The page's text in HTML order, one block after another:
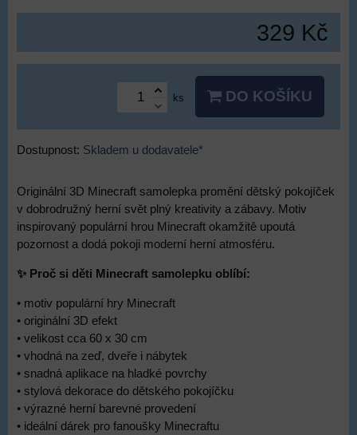
329 Kč
ks DO KOŠÍKU
Dostupnost: Skladem u dodavatele*
Originální 3D Minecraft samolepka promění dětský pokojíček
v dobrodružný herní svět plný kreativity a zábavy. Motiv
inspirovaný populární hrou Minecraft okamžitě upoutá
pozornost a dodá pokoji moderní herní atmosféru.
✨ Proč si děti Minecraft samolepku oblíbí:
• motiv populární hry Minecraft
• originální 3D efekt
• velikost cca 60 x 30 cm
• vhodná na zeď, dveře i nábytek
• snadná aplikace na hladké povrchy
• stylová dekorace do dětského pokojíčku
• výrazné herní barevné provedení
• ideální dárek pro fanoušky Minecraftu